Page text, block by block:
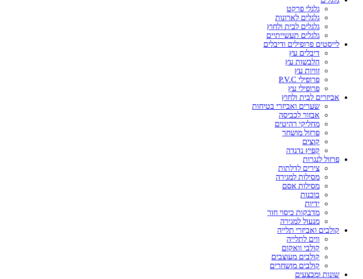
גלגלי פרקט
גלגלים לארונות
גלגלים לבית ולחוץ
גלגלים תעשייתיים
לייסטים פרופילים ודיבלים
דיבלים עץ
הלבשות עץ
זוויות עץ
פרופילי P.V.C
פרופילי עץ
אביזרים לבית ולחוץ
שערים ואביזרי בטיחות
אבזור לכביסה
מחליקי רהיטים
פרזול מושחר
קוצים
קפיץ נדנדה
פרזול לנגרות
צירים לדלתות
מסילות למגירה
מסילות אסם
בוכנות
ידיות
מדבקות כיסוי חור
מנעול למגירה
קולבים ואביזרי תלייה
ווים לתלייה
קולבי וואקום
קולבים מעוצבים
קולבים מושחרים
שונות ומבצעים